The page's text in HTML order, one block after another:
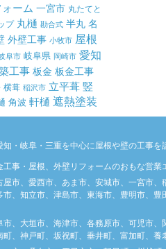
ォーム 一宮市 丸たてと
プ 丸樋 勘合式 半丸 名
外壁工事 小牧市 屋根
阜市 岐阜県 岡崎市 愛知
工事 板金 板金工事
横葺 稲沢市 立平葺 竪
角波 軒樋 遮熱塗装
知・岐阜・三重を中心に屋根や壁の工事を
事・屋根、外壁リフォームのおもな営業
屋市、愛西市、あま市、安城市、一宮市
市、知立市、津島市、東海市、豊明市、
市、大垣市、海津市、各務原市、可児市
町、神戸町、坂祝町、垂井町、富加町、養